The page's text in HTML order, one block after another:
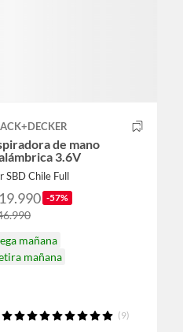
de mano
3.6V
SBD Chile Full
-57%
mañana
mañana
(9)